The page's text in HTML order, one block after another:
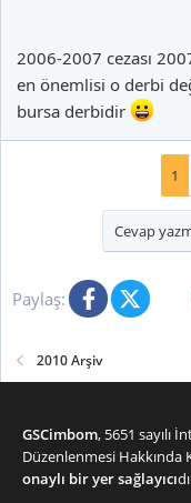
2006-2007 cezası
en önemlisi o derbi
bursa derbidir
1
Cevap
Paylaş: Facebook
X
2010 Arşiv
GSCimbom, 5651 sayılı
Düzenlenmesi Hakkında
onaylı bir yer sağlayıcı